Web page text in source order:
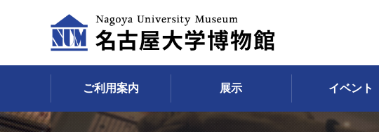
ご利用案内 展示 イベント